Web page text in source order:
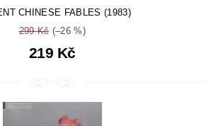
CHINESE FABLES (1983)
299 Kč(–26 %)
219 Kč